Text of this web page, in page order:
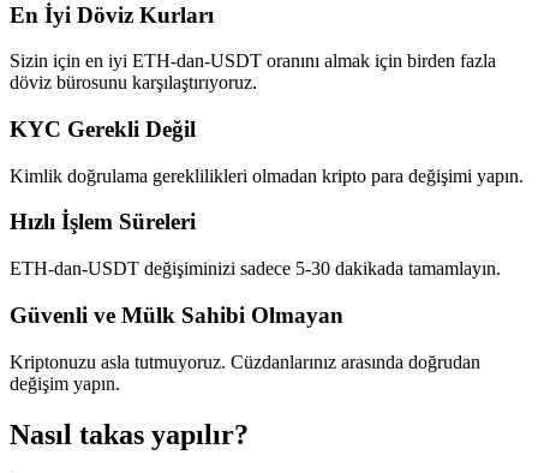
En İyi Döviz Kurları
Sizin için en iyi ETH-dan-USDT oranını almak için birden fazla
döviz bürosunu karşılaştırıyoruz.
KYC Gerekli Değil
Kimlik doğrulama gereklilikleri olmadan kripto para değişimi yapın.
Hızlı İşlem Süreleri
ETH-dan-USDT değişiminizi sadece 5-30 dakikada tamamlayın.
Güvenli ve Mülk Sahibi Olmayan
Kriptonuzu asla tutmuyoruz. Cüzdanlarınız arasında doğrudan
değişim yapın.
Nasıl takas yapılır?